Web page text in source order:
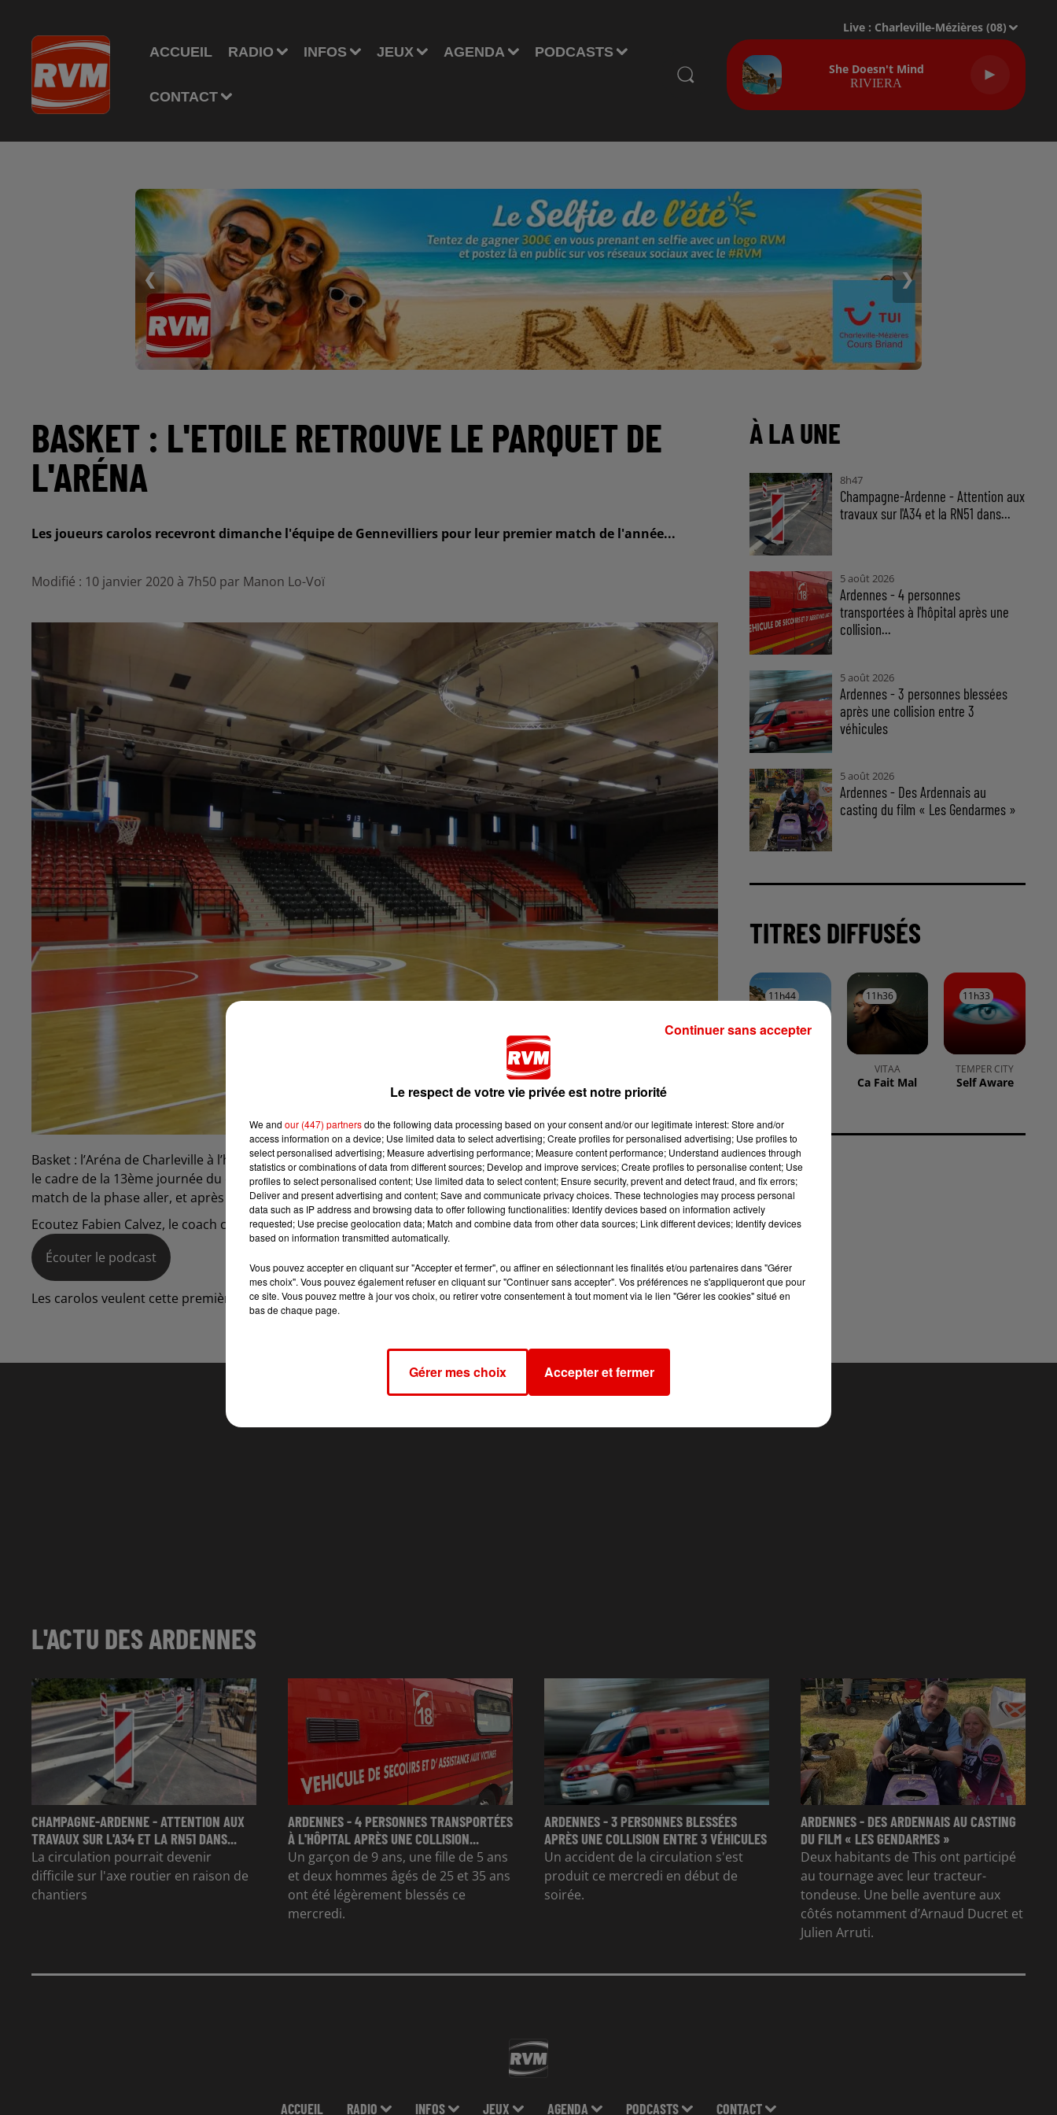
ACCUEIL RADIO INFOS JEUX AGENDA PODCASTS
CONTACT
Live : Charleville-Mézières (08)
She Doesn't Mind
RIVIERA
❮ ❯
BASKET : L'ETOILE RETROUVE LE PARQUET DE
L'ARÉNA
Les joueurs carolos recevront dimanche l'équipe de Gennevilliers pour leur premier match de l'année...
Modifié : 10 janvier 2020 à 7h50 par Manon Lo-Voï
Basket : l’Aréna de Charleville à l’honneur ce week-end. Ce dimanche 12 janvier, l’Etoile de Charleville recevra, dans
le cadre de la 13ème journée du championnat de National 2, l’équipe de Gennevilliers pour ce qui est le dernier
match de la phase aller, et après une période de repos pour le staff et les joueurs.
Ecoutez Fabien Calvez, le coach carolo, au micro de Cordula Mullerke :
Écouter le podcast
Les carolos veulent cette première victoire de l’année. Coup d’envoi dimanche 12 janvier à 16h.
À LA UNE
8h47
Champagne-Ardenne - Attention aux
travaux sur l'A34 et la RN51 dans...
5 août 2026
Ardennes - 4 personnes
transportées à l'hôpital après une
collision...
5 août 2026
Ardennes - 3 personnes blessées
après une collision entre 3
véhicules
5 août 2026
Ardennes - Des Ardennais au
casting du film « Les Gendarmes »
TITRES DIFFUSÉS
11h44
11h44 11h36
11h36
VITAA
Ca Fait Mal
11h33
11h33
TEMPER CITY
Self Aware
L'ACTU DES ARDENNES
CHAMPAGNE-ARDENNE - ATTENTION AUX
TRAVAUX SUR L'A34 ET LA RN51 DANS...
La circulation pourrait devenir
difficile sur l'axe routier en raison de
chantiers
ARDENNES - 4 PERSONNES TRANSPORTÉES
À L'HÔPITAL APRÈS UNE COLLISION...
Un garçon de 9 ans, une fille de 5 ans
et deux hommes âgés de 25 et 35 ans
ont été légèrement blessés ce
mercredi.
ARDENNES - 3 PERSONNES BLESSÉES
APRÈS UNE COLLISION ENTRE 3 VÉHICULES
Un accident de la circulation s'est
produit ce mercredi en début de
soirée.
ARDENNES - DES ARDENNAIS AU CASTING
DU FILM « LES GENDARMES »
Deux habitants de This ont participé
au tournage avec leur tracteur-
tondeuse. Une belle aventure aux
côtés notamment d’Arnaud Ducret et
Julien Arruti.
ACCUEIL RADIO INFOS JEUX AGENDA PODCASTS CONTACT
Le respect de votre vie privée est notre priorité
We and our (447) partnersdo the following data processing based on your consent and/or our legitimate interest: Store and/or
access information on a device; Use limited data to select advertising; Create profiles for personalised advertising; Use profiles to
select personalised advertising; Measure advertising performance; Measure content performance; Understand audiences through
statistics or combinations of data from different sources; Develop and improve services; Create profiles to personalise content; Use
profiles to select personalised content; Use limited data to select content; Ensure security, prevent and detect fraud, and fix errors;
Deliver and present advertising and content; Save and communicate privacy choices. These technologies may process personal
data such as IP address and browsing data to offer following functionalities: Identify devices based on information actively
requested; Use precise geolocation data; Match and combine data from other data sources; Link different devices; Identify devices
based on information transmitted automatically.
Vous pouvez accepter en cliquant sur "Accepter et fermer", ou affiner en sélectionnant les finalités et/ou partenaires dans "Gérer
mes choix". Vous pouvez également refuser en cliquant sur "Continuer sans accepter". Vos préférences ne s'appliqueront que pour
ce site. Vous pouvez mettre à jour vos choix, ou retirer votre consentement à tout moment via le lien "Gérer les cookies" situé en
bas de chaque page.
Gérer mes choix Accepter et fermer
Continuer sans accepter